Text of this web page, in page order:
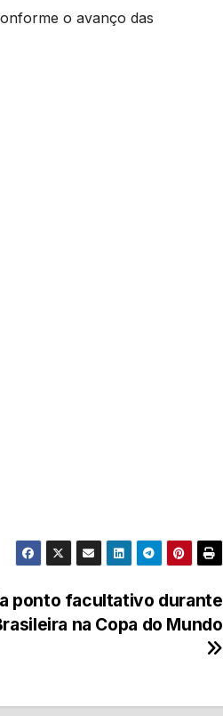
o avanço das
ponto facultativo durante
na Copa do Mundo